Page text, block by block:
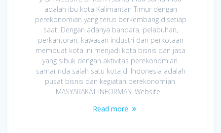
adalah ibu kota Kalimantan Timur dengan
perekonomian yang terus berkembang disetiap
saat. Dengan adanya bandara, pelabuhan,
perkantoran, kawasan industri dan perkotaan
membuat kota ini menjadi kota bisnis dan jasa
yang sibuk dengan aktivitas perekonomian.
samarinda salah satu kota di Indonesia adalah
pusat bisnis dan kegiatan perekonomian.
MASYARAKAT INFORMASI Website…
Read more